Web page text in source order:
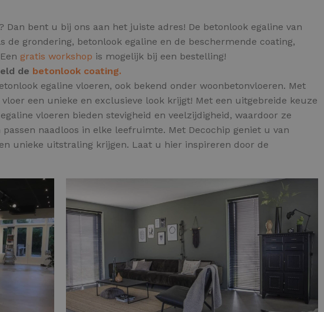
bent u bij ons aan het juiste adres! De betonlook egaline van
de grondering, betonlook egaline en de beschermende coating,
gratis workshop is mogelijk bij een bestelling!
de betonlook coating.
egaline vloeren, ook bekend onder woonbetonvloeren. Met
een unieke en exclusieve look krijgt! Met een uitgebreide keuze
vloeren bieden stevigheid en veelzijdigheid, waardoor ze
naadloos in elke leefruimte. Met Decochip geniet u van
unieke uitstraling krijgen. Laat u hier inspireren door de